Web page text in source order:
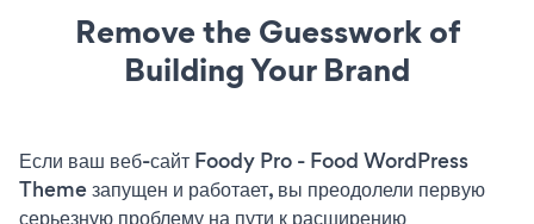
Remove the Guesswork of
Building Your Brand
Если ваш веб-сайт Foody Pro - Food WordPress
Theme запущен и работает, вы преодолели первую
серьезную проблему на пути к расширению